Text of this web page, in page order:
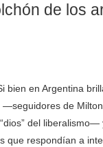
de los
bien en Argentina
—seguidores de
del
que respondían a